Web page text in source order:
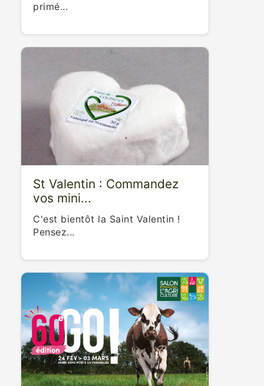
primé...
St Valentin : Commandez
vos mini...
C'est bientôt la Saint Valentin !
Pensez...